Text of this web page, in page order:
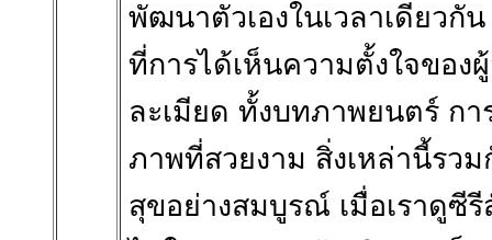
พัฒนาตัวเองในเวลาเดียวกั
ที่การได้เห็นความตั้งใจของ
ละเมียด ทั้งบทภาพยนตร์ ก
ภาพที่สวยงาม สิ่งเหล่านี้รว
สุขอย่างสมบูรณ์ เมื่อเราดูซี